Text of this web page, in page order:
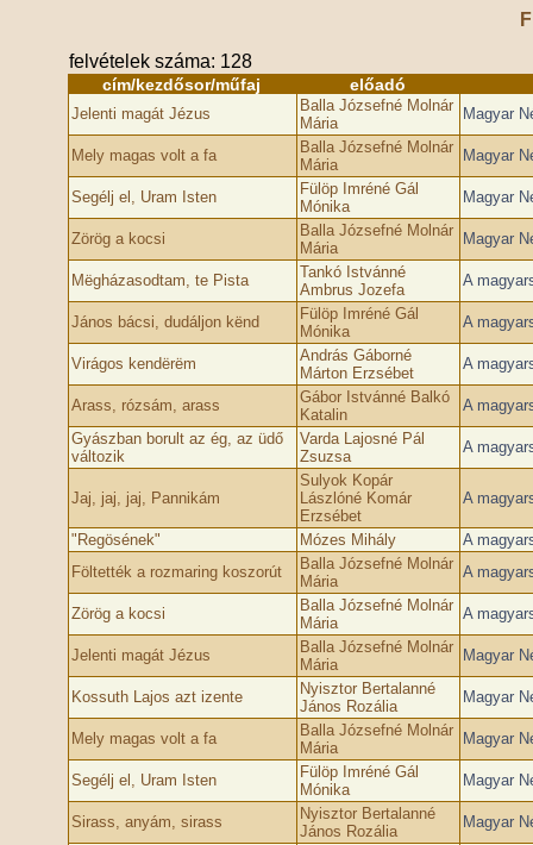
felvételek száma: 128
cím/kezdősor/műfaj előadó
Jelenti magát Jézus
Balla Józsefné Molnár
Mária
Magyar
Mely magas volt a fa
Balla Józsefné Molnár
Mária
Magyar
Segélj el, Uram Isten
Fülöp Imréné Gál
Mónika
Magyar
Zörög a kocsi
Balla Józsefné Molnár
Mária
Magyar
Mëgházasodtam, te Pista
Tankó Istvánné
Ambrus Jozefa
A
János bácsi, dudáljon kënd
Fülöp Imréné Gál
Mónika
A
Virágos kendërëm
András Gáborné
Márton Erzsébet
A
Arass, rózsám, arass
Gábor Istvánné Balkó
Katalin
A
Gyászban borult az ég, az üdő
változik
Varda Lajosné Pál
Zsuzsa
A
Jaj, jaj, jaj, Pannikám
Sulyok Kopár
Lászlóné Komár
Erzsébet
A
"Regösének" Mózes Mihály
A
Föltették a rozmaring koszorút
Balla Józsefné Molnár
Mária
A
Zörög a kocsi
Balla Józsefné Molnár
Mária
A
Jelenti magát Jézus
Balla Józsefné Molnár
Mária
Magyar
Kossuth Lajos azt izente
Nyisztor Bertalanné
János Rozália
Magyar
Mely magas volt a fa
Balla Józsefné Molnár
Mária
Magyar
Segélj el, Uram Isten
Fülöp Imréné Gál
Mónika
Magyar
Sirass, anyám, sirass
Nyisztor Bertalanné
János Rozália
Magyar